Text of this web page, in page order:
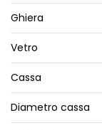
Ghiera
Vetro
Cassa
Diametro cassa